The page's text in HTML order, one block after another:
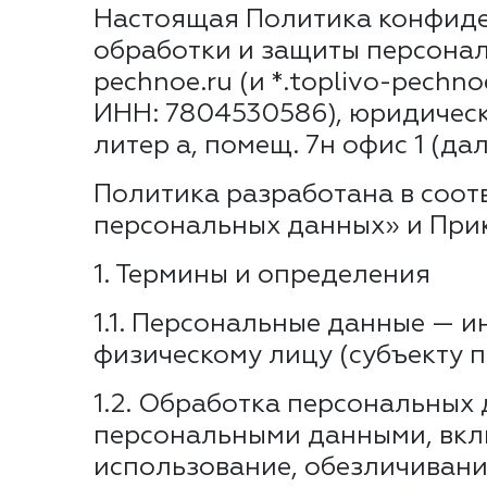
Настоящая Политика
обработки и защиты
pechnoe.ru (и *.toplivo-
ИНН: 7804530586),
литер а, помещ. 7н офис 1
Политика разработана в
персональных данных» и
1. Термины и определения
1.1. Персональные данные —
физическому лицу (субъекту
1.2. Обработка
персональными данными,
использование,